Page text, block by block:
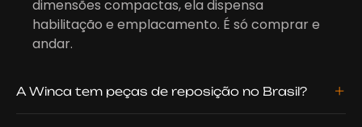
dimensões compactas, ela dispensa
habilitação e emplacamento. É só comprar e
andar.
A Winca tem peças de reposição no Brasil?